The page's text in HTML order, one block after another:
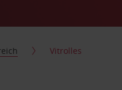
Vitrolles